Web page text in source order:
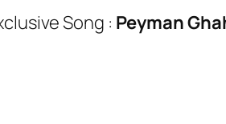
Song : Peyman